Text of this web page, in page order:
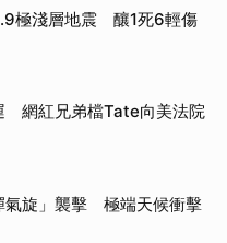
極淺層地震 釀1死6輕傷
網紅兄弟檔Tate向美法院
氣旋」襲擊 極端天候衝擊